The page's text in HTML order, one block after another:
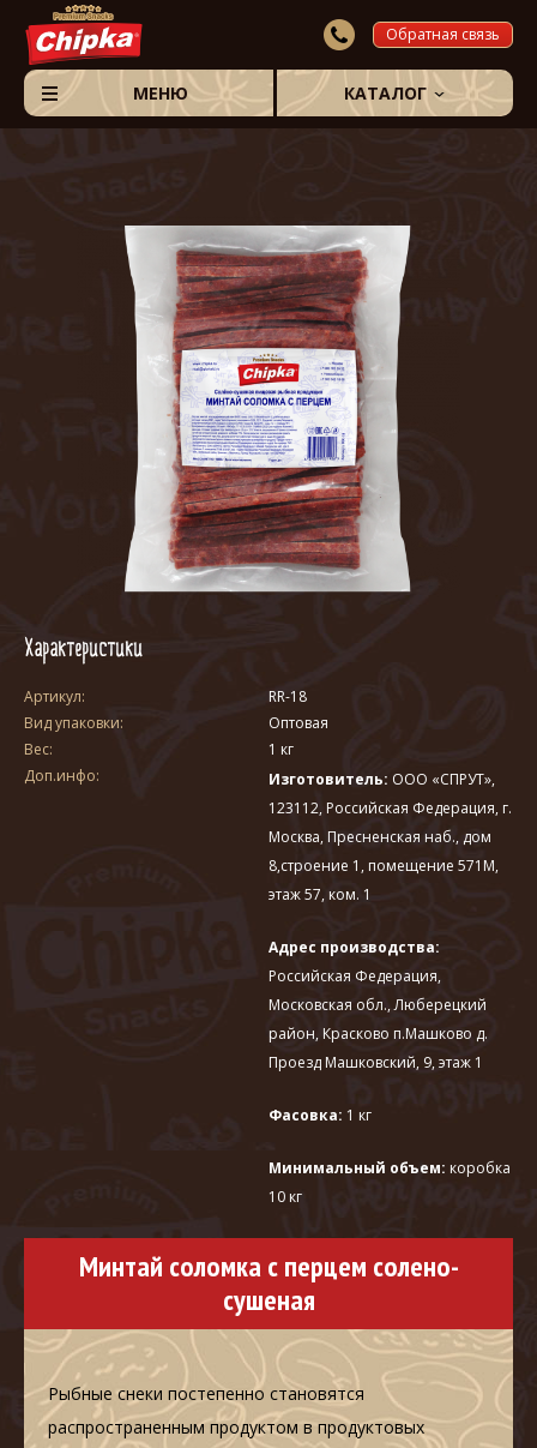
Обратная связь
МЕНЮ КАТАЛОГ
Характеристики
Артикул:
RR-18
Вид упаковки:
Оптовая
Вес:
1 кг
Доп.инфо:
Изготовитель: ООО «СПРУТ»,
123112, Российская Федерация, г.
Москва, Пресненская наб., дом
8,строение 1, помещение 571М,
этаж 57, ком. 1
Адрес производства:
Российская Федерация,
Московская обл., Люберецкий
район, Красково п.Машково д.
Проезд Машковский, 9, этаж 1
Фасовка: 1 кг
Минимальный объем: коробка
10 кг
Минтай соломка с перцем солено-
сушеная
Рыбные снеки постепенно становятся
распространенным продуктом в продуктовых